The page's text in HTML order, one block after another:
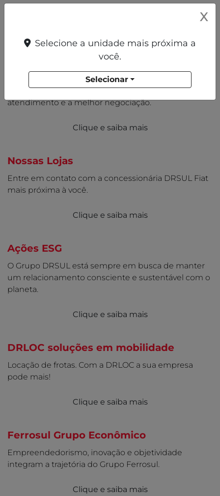
A DRSUL Fiat é uma concessionária do Grupo
DRSUL com lojas que oferecem qualidade no
atendimento e a melhor negociação.
Clique e saiba mais
Nossas Lojas
Entre em contato com a concessionária DRSUL Fiat
mais próxima à você.
Clique e saiba mais
Ações ESG
O Grupo DRSUL está sempre em busca de manter
um relacionamento consciente e sustentável com o
planeta.
Clique e saiba mais
DRLOC soluções em mobilidade
Locação de frotas. Com a DRLOC a sua empresa
pode mais!
Clique e saiba mais
Ferrosul Grupo Econômico
Empreendedorismo, inovação e objetividade
integram a trajetória do Grupo Ferrosul.
Clique e saiba mais
X
Selecione a unidade mais próxima a
você.
Selecionar